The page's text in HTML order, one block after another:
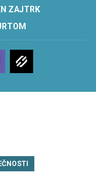
ZAJTRK